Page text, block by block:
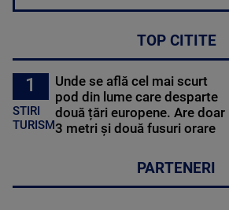
TOP CITITE
1
STIRI
TURISM
Unde se află cel mai scurt
pod din lume care desparte
două țări europene. Are doar
3 metri și două fusuri orare
PARTENERI